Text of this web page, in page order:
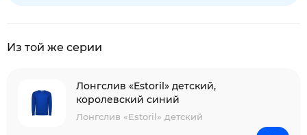
Из той же серии
Лонгслив «Estoril» детский,
королевский синий
Лонгслив «Estoril» детский